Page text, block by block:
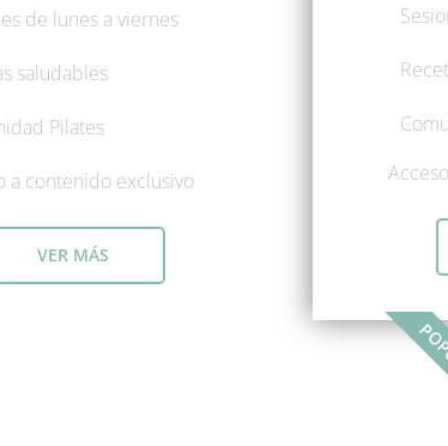
de lunes a viernes
saludables
Pilates
a contenido exclusivo
VER MÁS